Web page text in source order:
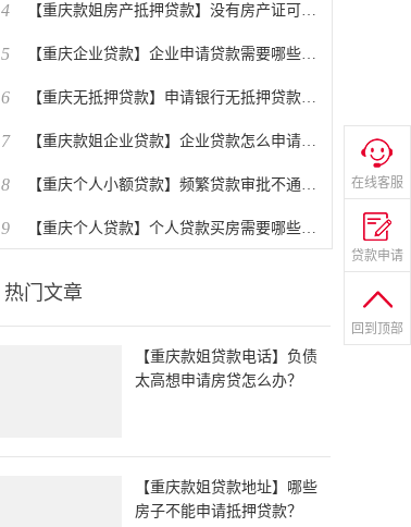
4 ​【重庆款姐房产抵押贷款】没有房产证可以抵押贷款吗？
5 ​【重庆企业贷款】企业申请贷款需要哪些条件？
6 ​【重庆无抵押贷款】申请银行无抵押贷款有哪些技巧？
7 ​【重庆款姐企业贷款】企业贷款怎么申请办理？贷款条件是什么？
8 ​【重庆个人小额贷款】频繁贷款审批不通过怎么办？
9 ​【重庆个人贷款】个人贷款买房需要哪些条件？
热门文章
​【重庆款姐贷款电话】负债
太高想申请房贷怎么办？
​【重庆款姐贷款地址】哪些
房子不能申请抵押贷款？
在线客服
贷款申请
回到顶部